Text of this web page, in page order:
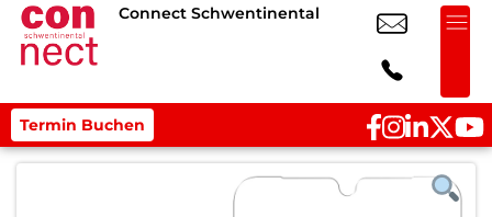
Connect Schwentinental
Termin Buchen